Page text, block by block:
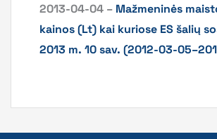
2013-04-04 – Mažmeninės
kainos (Lt) kai kuriose ES šalių
2013 m. 10 sav. (2012-03-